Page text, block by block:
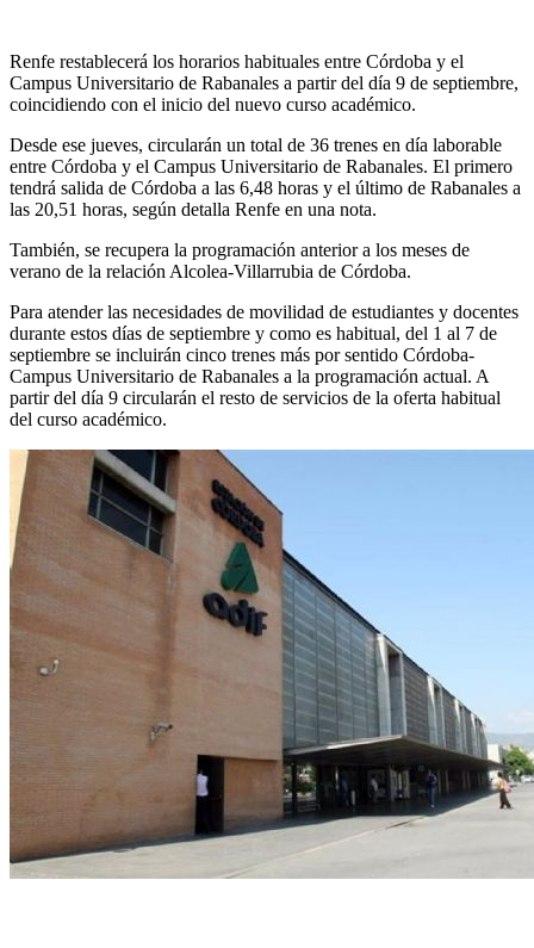
Renfe restablecerá los horarios habituales entre Córdoba y el
Campus Universitario de Rabanales a partir del día 9 de septiembre,
coincidiendo con el inicio del nuevo curso académico.
Desde ese jueves, circularán un total de 36 trenes en día laborable
entre Córdoba y el Campus Universitario de Rabanales. El primero
tendrá salida de Córdoba a las 6,48 horas y el último de Rabanales a
las 20,51 horas, según detalla Renfe en una nota.
También, se recupera la programación anterior a los meses de
verano de la relación Alcolea-Villarrubia de Córdoba.
Para atender las necesidades de movilidad de estudiantes y docentes
durante estos días de septiembre y como es habitual, del 1 al 7 de
septiembre se incluirán cinco trenes más por sentido Córdoba-
Campus Universitario de Rabanales a la programación actual. A
partir del día 9 circularán el resto de servicios de la oferta habitual
del curso académico.